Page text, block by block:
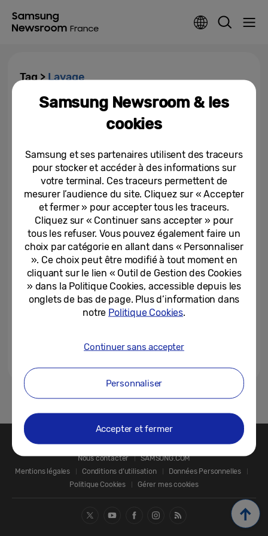
Tag >Lavage
After Ski avec Samsung :
entretenez vos vêtements
05-03-2026
Samsung présente sa nouvelle
gamme de soin du linge Bespoke
AI
1
Nous contacter
SAMSUNG.COM
Mentions légales
Conditions d’utilisation
Données Personnelles
Politique Cookies
Gérer mes cookies
Samsung Newsroom & les
cookies
Samsung et ses partenaires utilisent des traceurs
pour stocker et accéder à des informations sur
votre terminal. Ces traceurs permettent de
mesurer l’audience du site. Cliquez sur « Accepter
et fermer » pour accepter tous les traceurs.
Cliquez sur « Continuer sans accepter » pour
tous les refuser. Vous pouvez également faire un
choix par catégorie en allant dans « Personnaliser
». Ce choix peut être modifié à tout moment en
cliquant sur le lien « Outil de Gestion des Cookies
» dans la Politique Cookies, accessible depuis les
onglets de bas de page. Plus d’information dans
notre Politique Cookies.
Continuer sans accepter
Personnaliser
Accepter et fermer